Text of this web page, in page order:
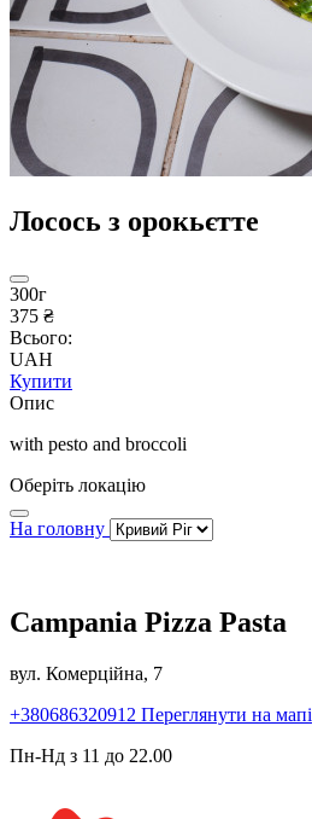
Лосось з орокьєтте
300г
375 ₴
Всього:
UAH
Купити
Опис
with pesto and broccoli
Оберіть локацію
На головну
Campania Pizza Pasta
вул. Комерційна, 7
+380686320912 Переглянути на мапі
Пн-Нд з 11 до 22.00